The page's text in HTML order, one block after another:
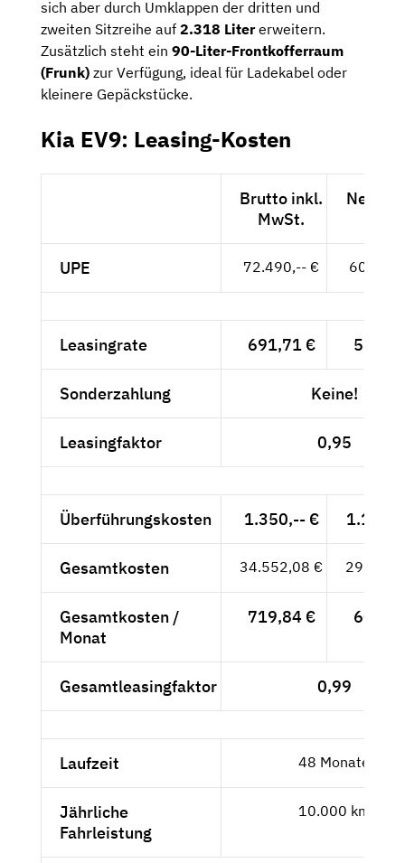
sich aber durch Umklappen der dritten und
zweiten Sitzreihe auf 2.318 Litererweitern.
Zusätzlich steht ein 90-Liter-Frontkofferraum
(Frunk) zur Verfügung, ideal für Ladekabel oder
kleinere Gepäckstücke.
Kia EV9: Leasing-Kosten
Brutto inkl.
MwSt.
Netto
UPE 72.490,-- €
Leasingrate 691,71 €
Sonderzahlung Keine!
Leasingfaktor 0,95
Überführungskosten 1.350,-- €
Gesamtkosten 34.552,08 €
Gesamtkosten /
Monat
719,84 €
Gesamtleasingfaktor 0,99
Laufzeit 48 Monate
Jährliche
Fahrleistung
10.000 km